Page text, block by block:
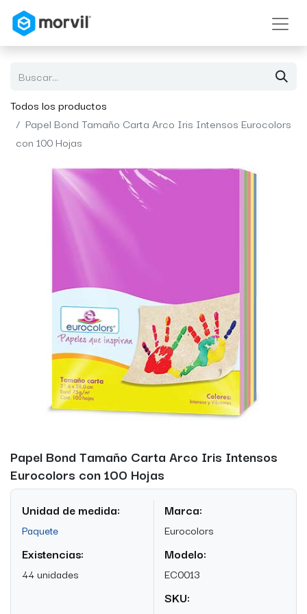
Todos los productos
Papel Bond Tamaño Carta Arco Iris Intensos Eurocolors
con 100 Hojas
Papel Bond Tamaño Carta Arco Iris Intensos
Eurocolors con 100 Hojas
Unidad de medida:
Paquete
Existencias:
44 unidades
Marca:
Eurocolors
Modelo:
EC0013
SKU: